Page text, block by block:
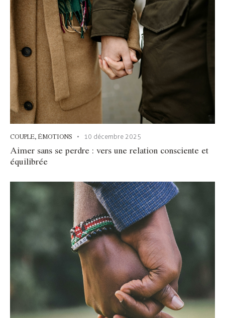
COUPLE, ÉMOTIONS 10 décembre 2025
Aimer sans se perdre : vers une relation consciente et
équilibrée